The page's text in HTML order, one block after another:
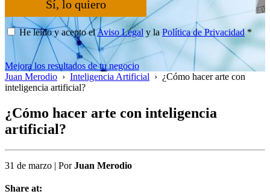
Sí, lo quiero
He leído y acepto elAviso Legal y la Política de Privacidad*
Mejora los resultados de tu negocio
Juan Merodio › Inteligencia Artificial › ¿Cómo hacer arte con
inteligencia artificial?
¿Cómo hacer arte con inteligencia
artificial?
31 de marzo | PorJuan Merodio
Share at: